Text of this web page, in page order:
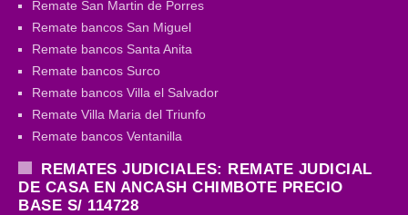
Remate San Martin de Porres
Remate bancos San Miguel
Remate bancos Santa Anita
Remate bancos Surco
Remate bancos Villa el Salvador
Remate Villa Maria del Triunfo
Remate bancos Ventanilla
REMATES JUDICIALES: REMATE JUDICIAL
DE CASA EN ANCASH CHIMBOTE PRECIO
BASE S/ 114728